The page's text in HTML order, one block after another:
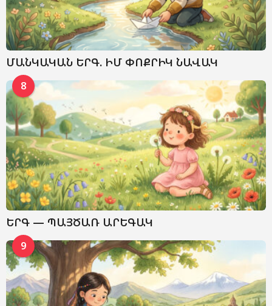
ՄԱՆԿԱԿԱՆ ԵՐԳ. ԻՄ ՓՈՔՐԻԿ ՆԱՎԱԿ
8
ԵՐԳ — ՊԱՅԾԱՌ ԱՐԵԳԱԿ
9